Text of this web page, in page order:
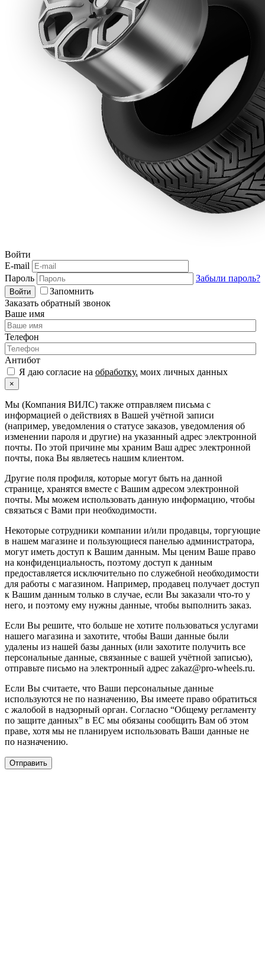
Войти
E-mail
Пароль
Забыли пароль?
Войти
Запомнить
Заказать обратный звонок
Ваше имя
Телефон
Антибот
Я даю согласие на обработку. моих личных данных
×
Мы (Компания ВИЛС) также отправляем письма с
информацией о действиях в Вашей учётной записи
(например, уведомления о статусе заказов, уведомления об
изменении пароля и другие) на указанный адрес электронной
почты. По этой причине мы храним Ваш адрес электронной
почты, пока Вы являетесь нашим клиентом.
Другие поля профиля, которые могут быть на данной
странице, хранятся вместе с Вашим адресом электронной
почты. Мы можем использовать данную информацию, чтобы
связаться с Вами при необходимости.
Некоторые сотрудники компании и/или продавцы, торгующие
в нашем магазине и пользующиеся панелью администратора,
могут иметь доступ к Вашим данным. Мы ценим Ваше право
на конфиденциальность, поэтому доступ к данным
предоставляется исключительно по служебной необходимости
для работы с магазином. Например, продавец получает доступ
к Вашим данным только в случае, если Вы заказали что-то у
него, и поэтому ему нужны данные, чтобы выполнить заказ.
Если Вы решите, что больше не хотите пользоваться услугами
нашего магазина и захотите, чтобы Ваши данные были
удалены из нашей базы данных (или захотите получить все
персональные данные, связанные с вашей учётной записью),
отправьте письмо на электронный адрес zakaz@pro-wheels.ru.
Если Вы считаете, что Ваши персональные данные
используются не по назначению, Вы имеете право обратиться
с жалобой в надзорный орган. Согласно “Общему регламенту
по защите данных” в ЕС мы обязаны сообщить Вам об этом
праве, хотя мы не планируем использовать Ваши данные не
по назначению.
Отправить